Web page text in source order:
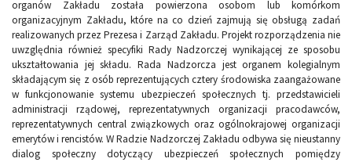
organów Zakładu została powierzona osobom lub komórkom
organizacyjnym Zakładu, które na co dzień zajmują się obsługą zadań
realizowanych przez Prezesa i Zarząd Zakładu. Projekt rozporządzenia nie
uwzględnia również specyfiki Rady Nadzorczej wynikającej ze sposobu
ukształtowania jej składu. Rada Nadzorcza jest organem kolegialnym
składającym się z osób reprezentujących cztery środowiska zaangażowane
w funkcjonowanie systemu ubezpieczeń społecznych tj. przedstawicieli
administracji rządowej, reprezentatywnych organizacji pracodawców,
reprezentatywnych central związkowych oraz ogólnokrajowej organizacji
emerytów i rencistów. W Radzie Nadzorczej Zakładu odbywa się nieustanny
dialog społeczny dotyczący ubezpieczeń społecznych pomiędzy